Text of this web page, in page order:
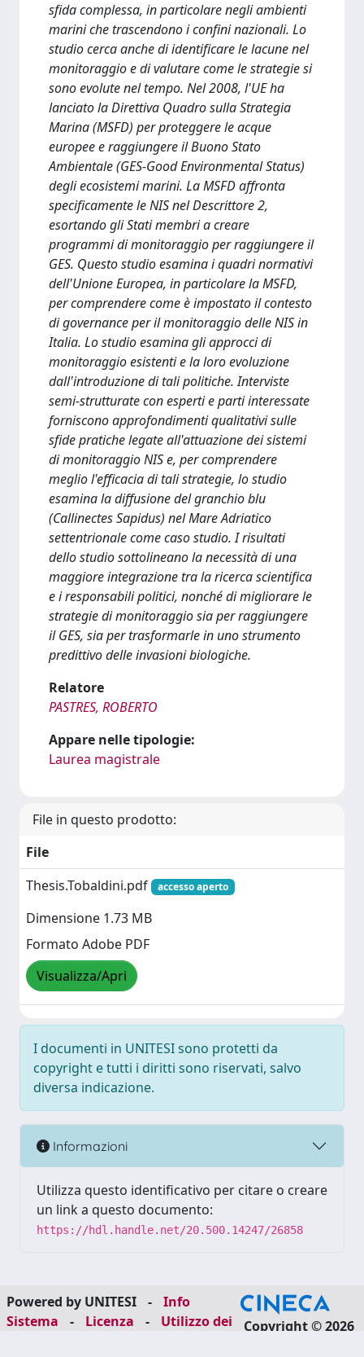
sfida complessa, in particolare negli ambienti
marini che trascendono i confini nazionali. Lo
studio cerca anche di identificare le lacune nel
monitoraggio e di valutare come le strategie si
sono evolute nel tempo. Nel 2008, l'UE ha
lanciato la Direttiva Quadro sulla Strategia
Marina (MSFD) per proteggere le acque
europee e raggiungere il Buono Stato
Ambientale (GES-Good Environmental Status)
degli ecosistemi marini. La MSFD affronta
specificamente le NIS nel Descrittore 2,
esortando gli Stati membri a creare
programmi di monitoraggio per raggiungere il
GES. Questo studio esamina i quadri normativi
dell'Unione Europea, in particolare la MSFD,
per comprendere come è impostato il contesto
di governance per il monitoraggio delle NIS in
Italia. Lo studio esamina gli approcci di
monitoraggio esistenti e la loro evoluzione
dall'introduzione di tali politiche. Interviste
semi-strutturate con esperti e parti interessate
forniscono approfondimenti qualitativi sulle
sfide pratiche legate all'attuazione dei sistemi
di monitoraggio NIS e, per comprendere
meglio l'efficacia di tali strategie, lo studio
esamina la diffusione del granchio blu
(Callinectes Sapidus) nel Mare Adriatico
settentrionale come caso studio. I risultati
dello studio sottolineano la necessità di una
maggiore integrazione tra la ricerca scientifica
e i responsabili politici, nonché di migliorare le
strategie di monitoraggio sia per raggiungere
il GES, sia per trasformarle in uno strumento
predittivo delle invasioni biologiche.
Relatore
PASTRES, ROBERTO
Appare nelle tipologie:
Laurea magistrale
File in questo prodotto:
File
Thesis.Tobaldini.pdf
accesso aperto
Dimensione 1.73 MB
Formato Adobe PDF
Visualizza/Apri
I documenti in UNITESI sono protetti da
copyright e tutti i diritti sono riservati, salvo
diversa indicazione.
Informazioni
Utilizza questo identificativo per citare o creare
un link a questo documento:
https://hdl.handle.net/20.500.14247/26858
Powered by UNITESI -
Info
Sistema
- Licenza -
Utilizzo dei
Copyright © 2026